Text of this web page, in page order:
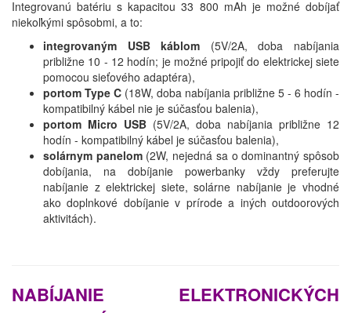
Integrovanú batériu s kapacitou 33 800 mAh je možné dobíjať
niekoľkými spôsobmi, a to:
integrovaným USB káblom (5V/2A, doba nabíjania
približne 10 - 12 hodín; je možné pripojiť do elektrickej siete
pomocou sieťového adaptéra),
portom Type C (18W, doba nabíjania približne 5 - 6 hodín -
kompatibilný kábel nie je súčasťou balenia),
portom Micro USB (5V/2A, doba nabíjania približne 12
hodín - kompatibilný kábel je súčasťou balenia),
solárnym panelom(2W, nejedná sa o dominantný spôsob
dobíjania, na dobíjanie powerbanky vždy preferujte
nabíjanie z elektrickej siete, solárne nabíjanie je vhodné
ako doplnkové dobíjanie v prírode a iných outdoorových
aktivitách).
NABÍJANIE ELEKTRONICKÝCH